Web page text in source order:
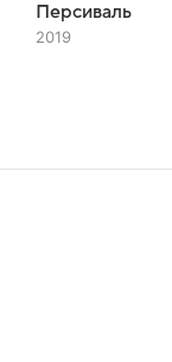
Персиваль
2019